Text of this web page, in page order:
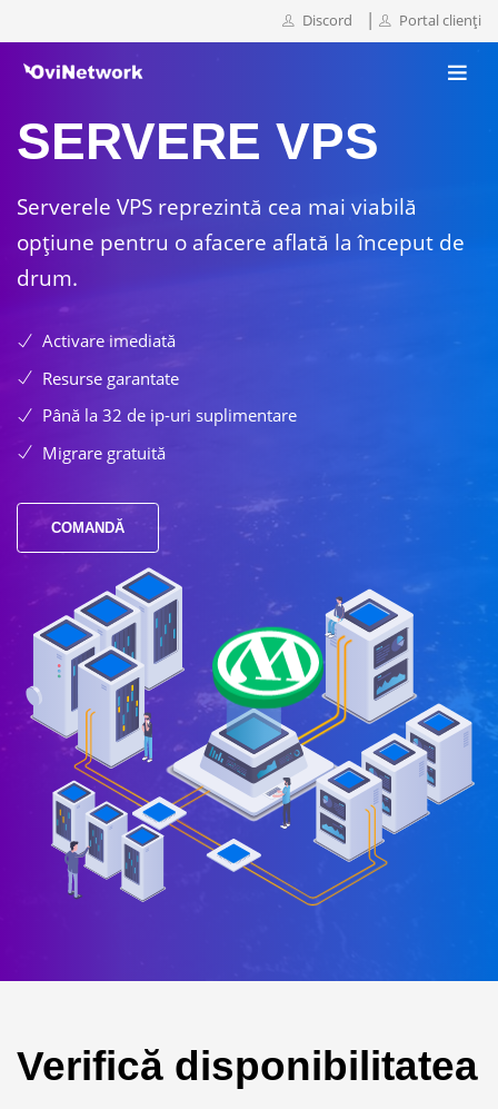
Discord | Portal clienți
SERVERE VPS
Serverele VPS reprezintă cea mai viabilă
opţiune pentru o afacere aflată la început de
drum.
Activare imediată
Resurse garantate
Până la 32 de ip-uri suplimentare
Migrare gratuită
COMANDĂ
Verifică disponibilitatea